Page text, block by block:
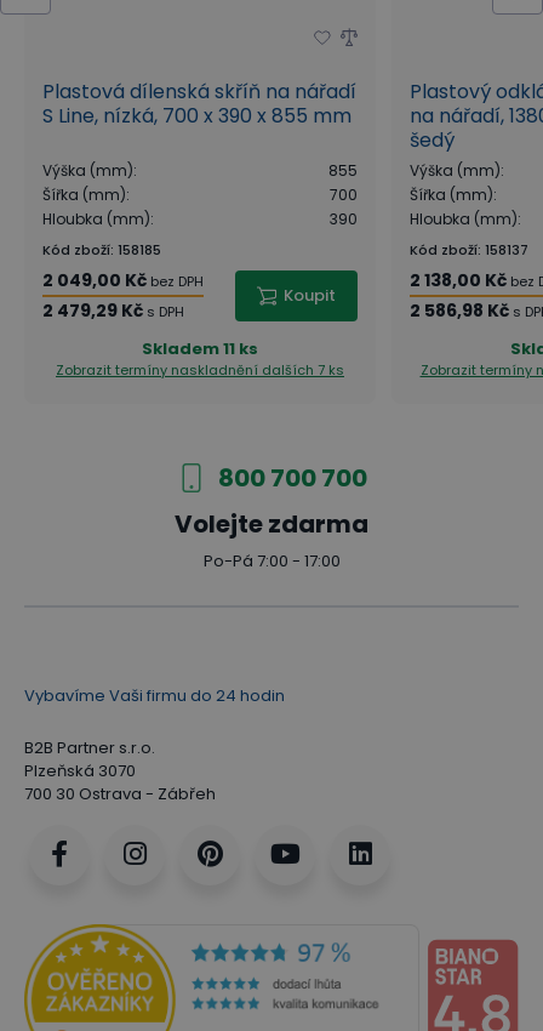
Plastová dílenská skříň na nářadí
S Line, nízká, 700 x 390 x 855 mm
Výška (mm):
855
Šířka (mm):
700
Hloubka (mm): 390
Kód zboží: 158185
2 049,00 Kč bez DPH
2 479,29 Kč s DPH
Koupit
Skladem11 ks
Zobrazit termíny naskladnění dalších 7 ks
Plastový
na nářadí,
šedý
Výška (mm):
Šířka (mm):
Hloubka (mm):
Kód zboží: 158137
2 138,00 Kč bez
2 586,98 Kč s
Zobrazit termíny
800 700 700
Volejte zdarma
Po-Pá 7:00 - 17:00
Vybavíme Vaši firmu do 24 hodin
B2B Partner s.r.o.
Plzeňská 3070
700 30 Ostrava - Zábřeh